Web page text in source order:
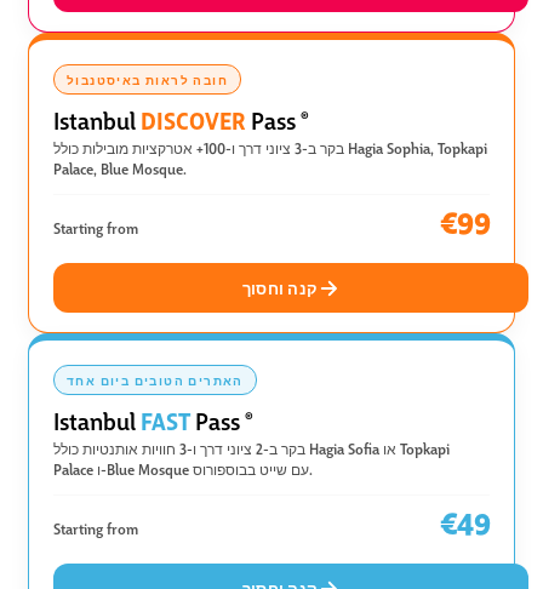
חובה לראות באיסטנבול
IstanbulDISCOVER Pass ®
בקר ב-3 ציוני דרך ו-100+ אטרקציות מובילות כולל Hagia Sophia, Topkapi
Palace, Blue Mosque.
Starting from €99
קנה וחסוך
האתרים הטובים ביום אחד
IstanbulFASTPass ®
בקר ב-2 ציוני דרך ו-3 חוויות אותנטיות כולל Hagia Sofia או Topkapi
Palace ו-Blue Mosque עם שייט בבוספורוס.
Starting from €49